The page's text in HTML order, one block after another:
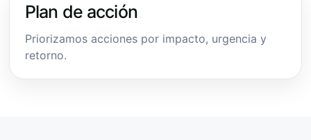
Plan de acción
Priorizamos acciones por impacto, urgencia y
retorno.